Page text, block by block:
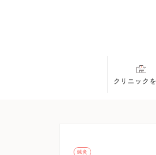
クリニック
鍼灸